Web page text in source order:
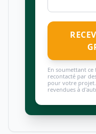
En soumettant
recontacté par
pour votre projet.
revendues à